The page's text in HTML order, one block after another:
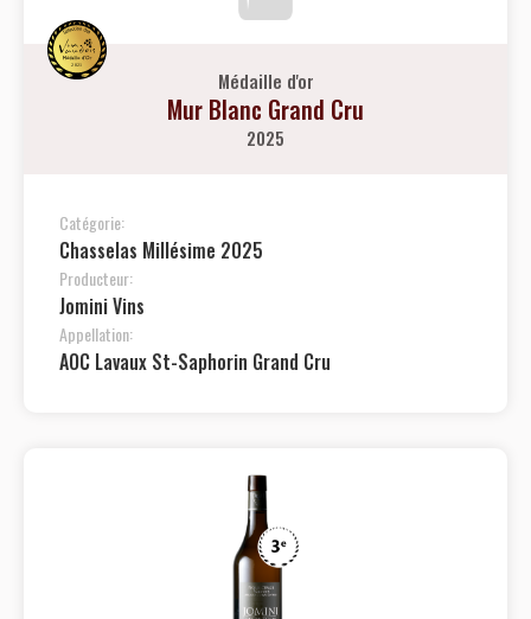
Médaille d'or
Mur Blanc Grand Cru
2025
Catégorie:
Chasselas Millésime 2025
Producteur:
Jomini Vins
Appellation:
AOC Lavaux St-Saphorin Grand Cru